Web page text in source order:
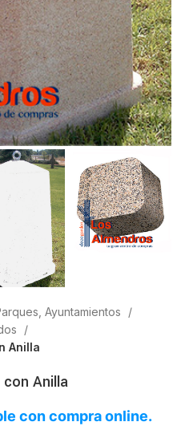
Ayuntamientos
Anilla
con Anilla
con compra online.